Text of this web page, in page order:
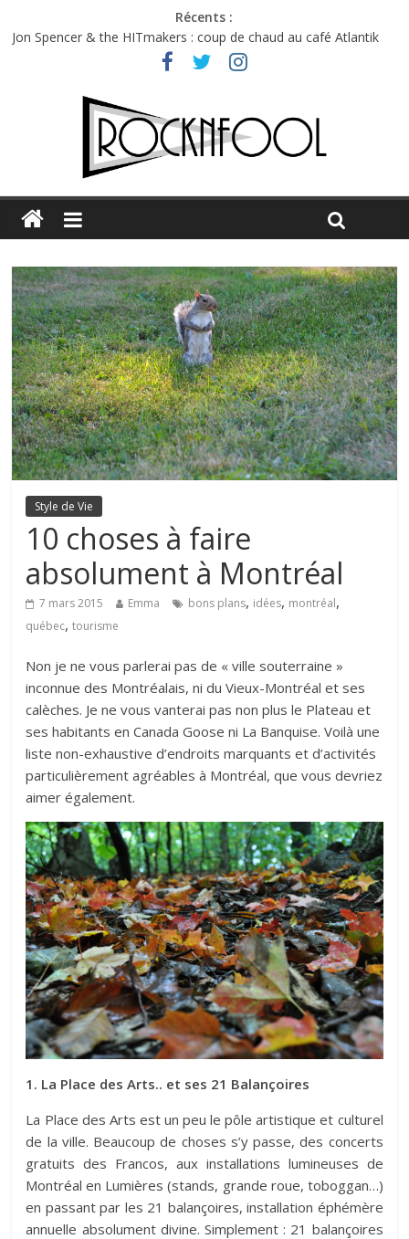
Récents :
Jon Spencer & the HITmakers : coup de chaud au café Atlantik
Hellfest 2026 vendredi : température et émotions en hausse
Hellfest 2026 jeudi : impossible de choisir entre chaleur et bonne
Première édition du Midgard Festival : entre bière, métal et
Charlie Puth à l’Olympia : la leçon de pop du Professeur Puth
Style de Vie
10 choses à faire
absolument à Montréal
7 mars 2015 Emma bons plans, idées, montréal,
québec,tourisme
Non je ne vous parlerai pas de « ville souterraine »
inconnue des Montréalais, ni du Vieux-Montréal et ses
calèches. Je ne vous vanterai pas non plus le Plateau et
ses habitants en Canada Goose ni La Banquise. Voilà une
liste non-exhaustive d’endroits marquants et d’activités
particulièrement agréables à Montréal, que vous devriez
aimer également.
1. La Place des Arts.. et ses 21 Balançoires
La Place des Arts est un peu le pôle artistique et culturel
de la ville. Beaucoup de choses s’y passe, des concerts
gratuits des Francos, aux installations lumineuses de
Montréal en Lumières (stands, grande roue, toboggan…)
en passant par les 21 balançoires, installation éphémère
annuelle absolument divine. Simplement : 21 balançoires